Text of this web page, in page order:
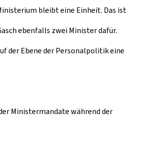
bleibt eine Einheit. Das ist
ebenfalls zwei Minister dafür.
der Ebene der Personalpolitik eine
Ministermandate während der